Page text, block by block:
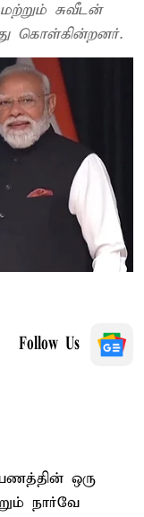
சுவீடன்
கொள்கின்றனர்.
Follow Us
ஒரு
நார்வே